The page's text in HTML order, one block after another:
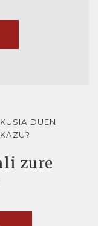
DUEN
zure